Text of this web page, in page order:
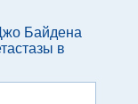
Байдена
в